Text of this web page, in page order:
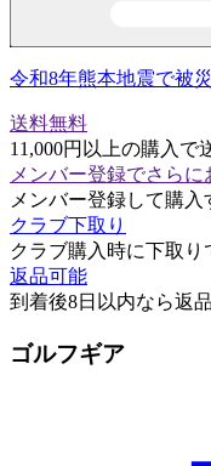
令和8年熊本地震で被
送料無料
11,000円以上の購入で
メンバー登録でさらに
メンバー登録して購
クラブ下取り
クラブ購入時に下取り
返品可能
到着後8日以内なら返
ゴルフギア